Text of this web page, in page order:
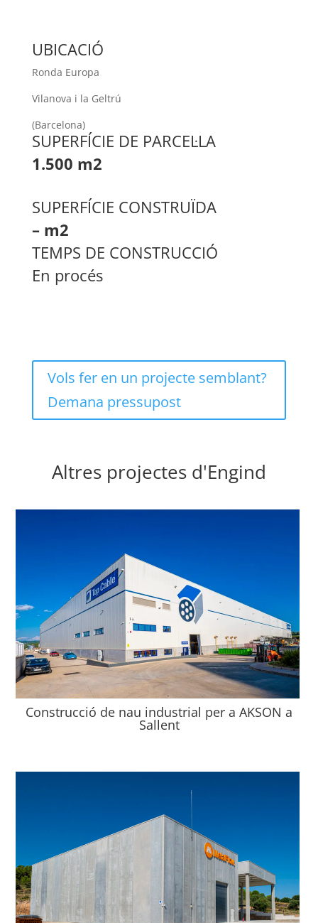
UBICACIÓ
Ronda Europa
Vilanova i la Geltrú
(Barcelona)
SUPERFÍCIE DE PARCEL·LA
1.500 m2
SUPERFÍCIE CONSTRUÏDA
– m2
TEMPS DE CONSTRUCCIÓ
En procés
Vols fer en un projecte semblant?
Demana pressupost
Altres projectes d'Engind
Construcció de nau industrial per a AKSON a
Sallent